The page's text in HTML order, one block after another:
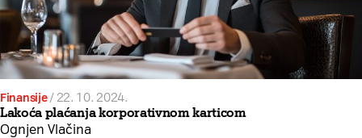
Finansije/ 22. 10. 2024.
Lakoća plaćanja korporativnom karticom
Ognjen Vlačina